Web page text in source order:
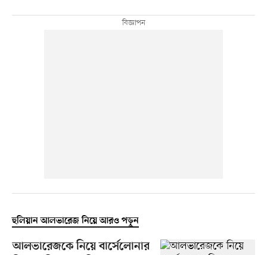
হুলিয়ান আলভারেজ নিয়ে আরও পড়ুন
আলভারেজকে নিয়ে বার্সেলোনার